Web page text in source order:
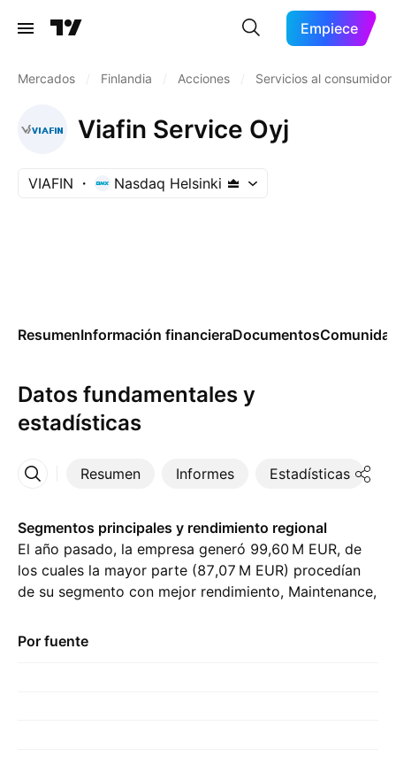
Empiece
Mercados Finlandia Acciones Servicios al consumidor
Viafin Service Oyj
VIAFIN Nasdaq Helsinki
ResumenInformación financieraDocumentos
Datos fundamentales y
estadísticas
Resumen Informes Estadísticas
Más
Segmentos principales y rendimiento regional
El año pasado, la empresa generó ‪99,60 M‬ EUR, de
los cuales la mayor parte (‪87,07 M‬ EUR) procedían
de su segmento con mejor rendimiento, Maintenance,
mayor contribución provino de Finlandia,
Por fuente